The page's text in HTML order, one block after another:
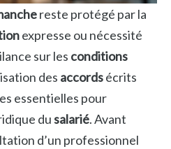
reste protégé par la
expresse ou nécessité
sur les conditions
des accordsécrits
essentielles pour
dusalarié. Avant
d’un professionnel